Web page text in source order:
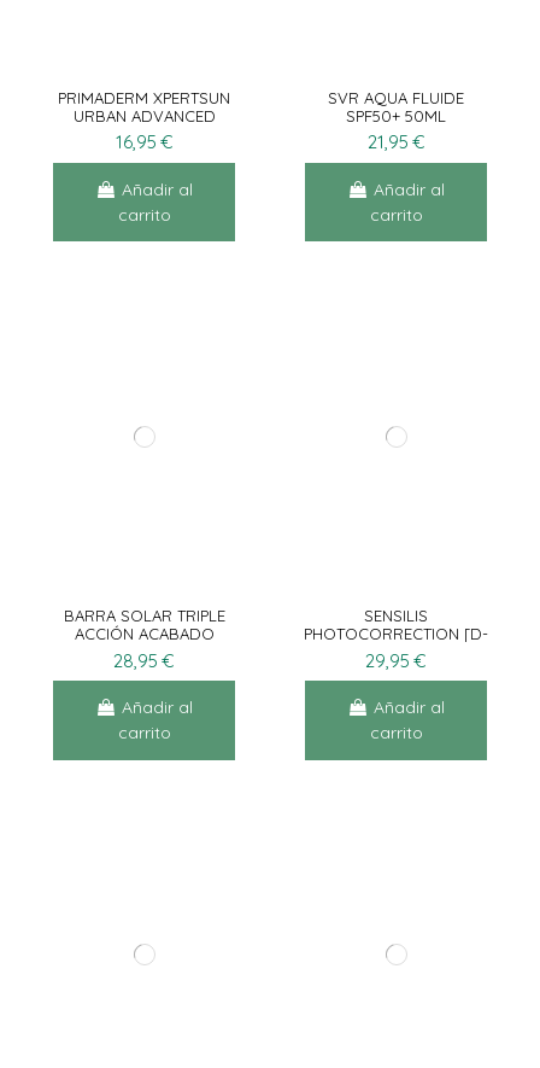
PRIMADERM XPERTSUN
URBAN ADVANCED
STICK
16,95 €
Añadir al
carrito
SVR AQUA FLUIDE
SPF50+ 50ML
21,95 €
Añadir al
carrito
BARRA SOLAR TRIPLE
ACCIÓN ACABADO
ZERO SPF50+ PA+++
28,95 €
Añadir al
carrito
SENSILIS
PHOTOCORRECTION [D-
PIGMENT MAKE UP]
SPF50+ 10G
29,95 €
Añadir al
carrito